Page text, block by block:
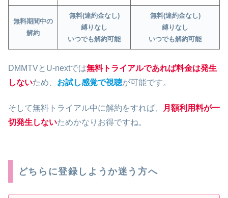
無料期間中の
解約
無料(違約金なし)
縛りなし
いつでも解約可能
無料(違約金なし)
縛りなし
いつでも解約可能
DMMTVとU-nextでは無料トライアルであれば料金は発生
しないため、 お試し感覚で視聴が可能です。
そして無料トライアル中に解約をすれば、
月額利用料が一
切発生しないためかなりお得ですね。
どちらに登録しようか迷う方へ